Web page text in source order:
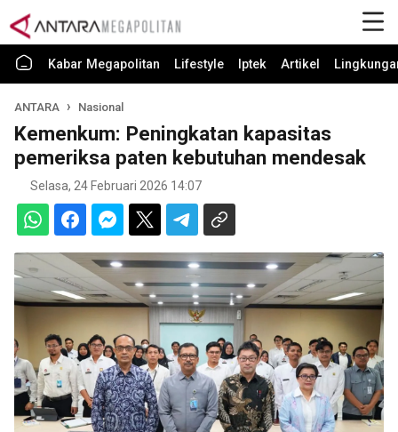
Kabar Megapolitan Lifestyle Iptek Artikel
ANTARA Nasional
Kemenkum: Peningkatan kapasitas
pemeriksa paten kebutuhan mendesak
Selasa, 24 Februari 2026 14:07